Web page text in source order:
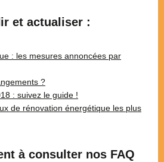
et actualiser :
: les mesures annoncées par
?
: suivez le guide !
de rénovation énergétique les plus
à consulter nos FAQ